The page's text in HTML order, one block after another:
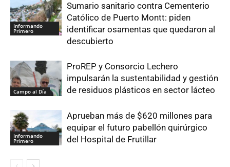
Informando
Primero
Sumario sanitario contra Cementerio
Católico de Puerto Montt: piden
identificar osamentas que quedaron al
descubierto
Campo al Día
ProREP y Consorcio Lechero
impulsarán la sustentabilidad y gestión
de residuos plásticos en sector lácteo
Informando
Primero
Aprueban más de $620 millones para
equipar el futuro pabellón quirúrgico
del Hospital de Frutillar